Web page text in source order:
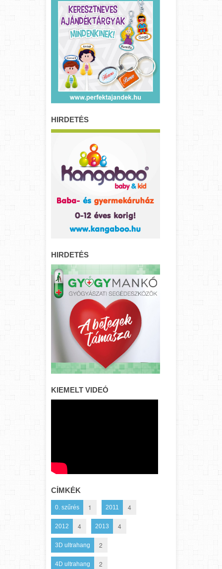
HIRDETÉS
HIRDETÉS
KIEMELT VIDEÓ
CÍMKÉK
0. szűrés 1 2011 4
2012 4 2013 4
3D ultrahang 2
4D ultrahang 2